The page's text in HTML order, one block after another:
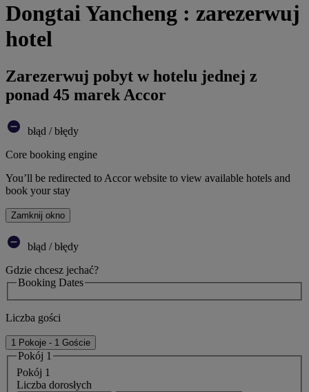
Dongtai Yancheng : zarezerwuj
hotel
Zarezerwuj pobyt w hotelu jednej z
ponad 45 marek Accor
błąd / błędy
Core booking engine
You’ll be redirected to Accor website to view available hotels and
book your stay
Zamknij okno
błąd / błędy
Gdzie chcesz jechać?
Booking Dates
Liczba gości
1 Pokoje - 1 Goście
Pokój 1
Pokój 1
Liczba dorosłych